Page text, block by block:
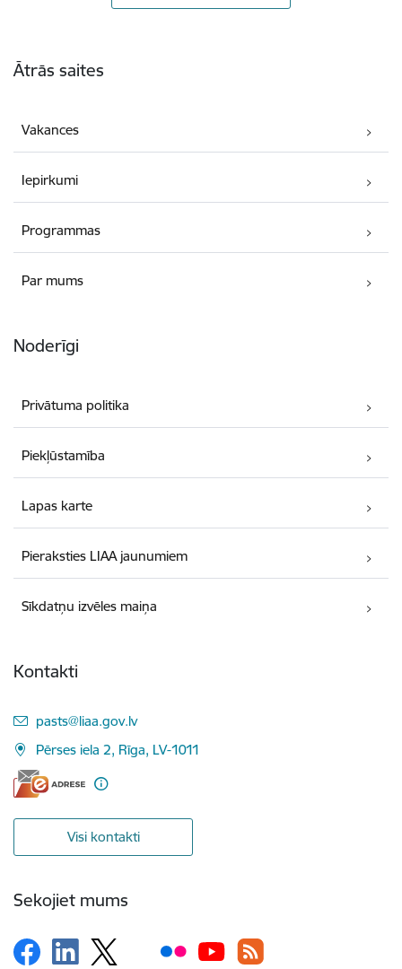
Ātrās saites
Vakances
Iepirkumi
Programmas
Par mums
Noderīgi
Privātuma politika
Piekļūstamība
Lapas karte
Pieraksties LIAA jaunumiem
Sīkdatņu izvēles maiņa
Kontakti
E-pasts:
pasts@liaa.gov.lv
Pērses iela 2, Rīga, LV-1011
Visi kontakti
Sekojiet mums